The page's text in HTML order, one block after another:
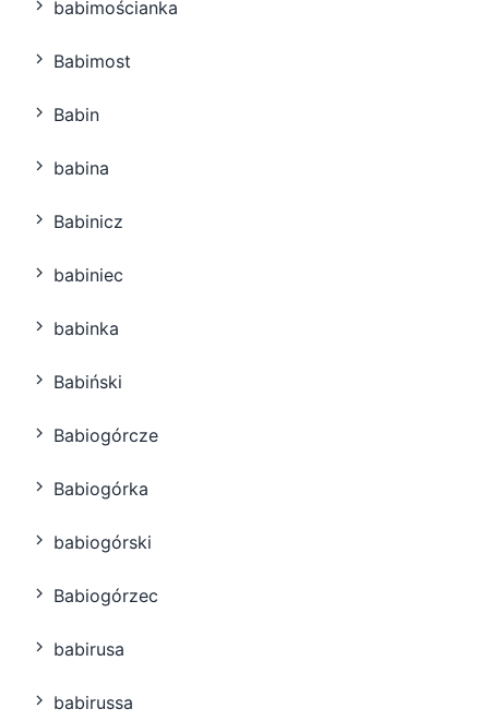
babimościanka
Babimost
Babin
babina
Babinicz
babiniec
babinka
Babiński
Babiogórcze
Babiogórka
babiogórski
Babiogórzec
babirusa
babirussa